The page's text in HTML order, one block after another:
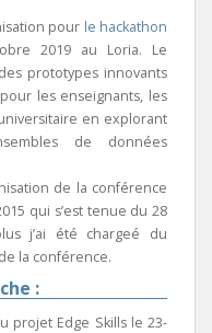
pour le hackathon
2019 au Loria. Le
prototypes innovants
les enseignants, les
en explorant
de données
de la conférence
qui s’est tenue du 28
j’ai été chargeé du
la conférence.
:
projet Edge Skills le 23-